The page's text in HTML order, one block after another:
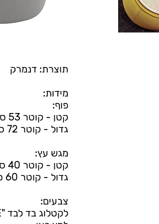
תוצרת: דנמרק
מידות:
פוף:
קטן - קוטר 53 ס"מ, גובה 41 ס"מ
גדול - קוטר 72 ס"מ, גובה 37 ס"מ
מגש עץ:
קטן - קוטר 40 ס"מ, גובה 2 ס"מ
גדול - קוטר 60 ס"מ, גובה 2 ס"מ
צבעים:
לקטלוג בד לבד "FELT MELANGE"